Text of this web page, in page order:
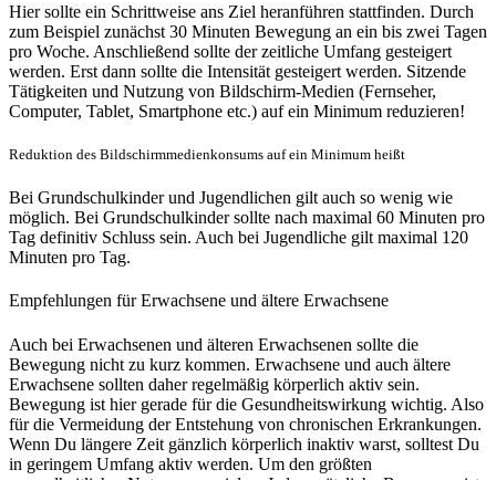
Hier sollte ein Schrittweise ans Ziel heranführen stattfinden. Durch
zum Beispiel zunächst 30 Minuten Bewegung an ein bis zwei Tagen
pro Woche. Anschließend sollte der zeitliche Umfang gesteigert
werden. Erst dann sollte die Intensität gesteigert werden. Sitzende
Tätigkeiten und Nutzung von Bildschirm-Medien (Fernseher,
Computer, Tablet, Smartphone etc.) auf ein Minimum reduzieren!
Reduktion des Bildschirmmedienkonsums auf ein Minimum heißt
Bei Grundschulkinder und Jugendlichen gilt auch so wenig wie
möglich. Bei Grundschulkinder sollte nach maximal 60 Minuten pro
Tag definitiv Schluss sein. Auch bei Jugendliche gilt maximal 120
Minuten pro Tag.
Empfehlungen für Erwachsene und ältere Erwachsene
Auch bei Erwachsenen und älteren Erwachsenen sollte die
Bewegung nicht zu kurz kommen. Erwachsene und auch ältere
Erwachsene sollten daher regelmäßig körperlich aktiv sein.
Bewegung ist hier gerade für die Gesundheitswirkung wichtig. Also
für die Vermeidung der Entstehung von chronischen Erkrankungen.
Wenn Du längere Zeit gänzlich körperlich inaktiv warst, solltest Du
in geringem Umfang aktiv werden. Um den größten